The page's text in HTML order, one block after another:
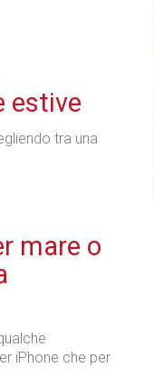
estive
tra una
mare o
iPhone che per